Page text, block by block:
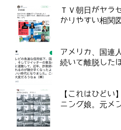
ＴＶ朝日がヤラ
かりやすい相関
アメリカ、国連
続いて離脱した
【これはひどい
ニング娘。元メ